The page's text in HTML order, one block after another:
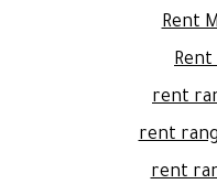
Rent
Rent
rent
rent
rent